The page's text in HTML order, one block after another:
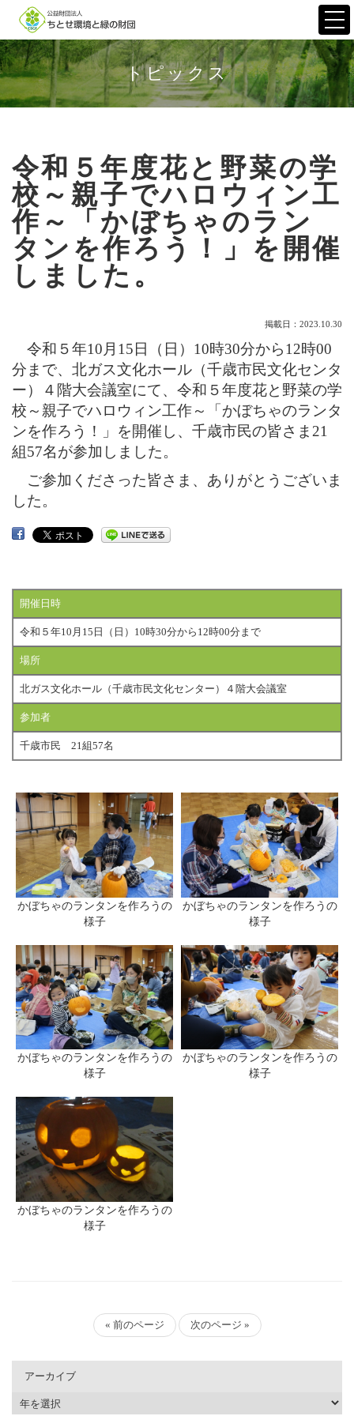
トピックス
令和５年度花と野菜の学
校～親子でハロウィン工
作～「かぼちゃのラン
タンを作ろう！」を開催
しました。
掲載日：2023.10.30
令和５年10月15日（日）10時30分から12時00
分まで、北ガス文化ホール（千歳市民文化センタ
ー）４階大会議室にて、令和５年度花と野菜の学
校～親子でハロウィン工作～「かぼちゃのランタ
ンを作ろう！」を開催し、 千歳市民の皆さま21
組57名が参加しました。
ご参加くださった皆さま、ありがとうございま
した。
開催日時
令和５年10月15日（日）10時30分から12時00分まで
場所
北ガス文化ホール（千歳市民文化センター）４階大会議室
参加者
千歳市民 21組57名
かぼちゃのランタンを作ろうの
様子
かぼちゃのランタンを作ろうの
様子
かぼちゃのランタンを作ろうの
様子
かぼちゃのランタンを作ろうの
様子
かぼちゃのランタンを作ろうの
様子
« 前のページ 次のページ »
アーカイブ